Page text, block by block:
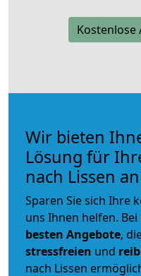
Kostenlose
Wir bieten
Lösung für
nach Lissen an
Sparen Sie sich Ihre
uns Ihnen helfen.
besten Angebote,
stressfreien und
nach Lissen